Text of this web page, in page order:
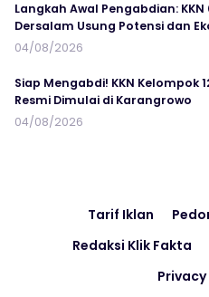
Langkah Awal Pengabdian: KKN
Dersalam Usung Potensi dan
04/08/2026
Siap Mengabdi! KKN Kelompok
Resmi Dimulai di Karangrowo
04/08/2026
Tarif Iklan
Redaksi Klik Fakta